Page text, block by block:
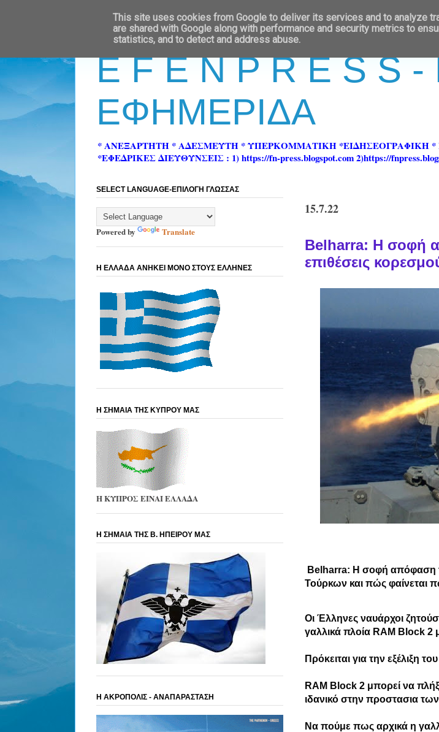
E F E N P R E S S
ΕΦΗΜΕΡΙΔΑ
* ΑΝΕΞΑΡΤΗΤΗ * ΑΔΕΣΜΕΥΤΗ * ΥΠΕΡΚΟΜΜΑΤΙΚΗ *ΕΙΔΗΣΕΟΓΡΑΦΙΚΗ
*ΕΦΕΔΡΙΚΕΣ ΔΙΕΥΘΥΝΣΕΙΣ : 1) https://fn-press.blogspot.com 2)https://
15.7.22
Βelharra: Η σοφή
επιθέσεις
Βelharra: Η σοφή απόφαση
Τούρκων και πώς φαίνεται
Oι Έλληνες ναυάρχοι
γαλλικά πλοία RAM Block 2
Πρόκειται για την εξέλιξη
RAM Block 2 μπορεί να
ιδανικό στην προστασια
Να πούμε πως αρχικά η
SELECT LANGUAGE-ΕΠΙΛΟΓΗ ΓΛΩΣΣΑΣ
Powered by Translate
Η ΕΛΛΑΔΑ ΑΝΗΚΕΙ ΜΟΝΟ ΣΤΟΥΣ ΕΛΛΗΝΕΣ
Η ΣΗΜΑΙΑ ΤΗΣ ΚΥΠΡΟΥ ΜΑΣ
Η ΚΥΠΡΟΣ ΕΙΝΑΙ ΕΛΛΑΔΑ
Η ΣΗΜΑΙΑ ΤΗΣ Β. ΗΠΕΙΡΟΥ ΜΑΣ
Η ΑΚΡΟΠΟΛΙΣ - ΑΝΑΠΑΡΑΣΤΑΣΗ
This site uses cookies from Google to deliver its services and to analyze
are shared with Google along with performance and security metrics to
statistics, and to detect and address abuse.